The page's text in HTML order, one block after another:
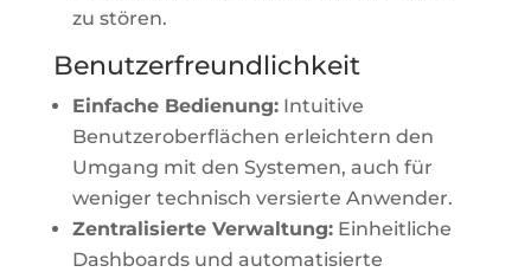
zu stören.
Benutzerfreundlichkeit
Einfache Bedienung:Intuitive
Benutzeroberflächen erleichtern den
Umgang mit den Systemen, auch für
weniger technisch versierte Anwender.
Zentralisierte Verwaltung:Einheitliche
Dashboards und automatisierte